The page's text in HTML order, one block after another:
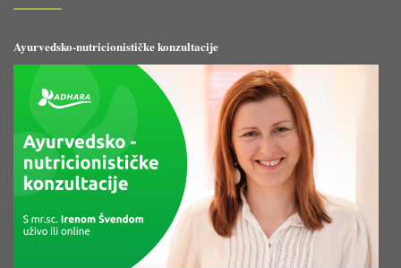
Ayurvedsko-nutricionističke konzultacije